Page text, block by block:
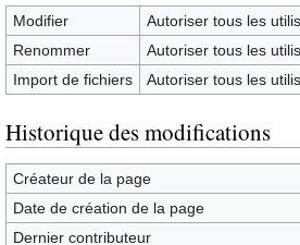
Modifier
Autoriser tous les
Renommer
Autoriser tous les
Import de fichiers
Autoriser tous les
Historique des modifications
Créateur de la page
Date de création de la page
Dernier contributeur